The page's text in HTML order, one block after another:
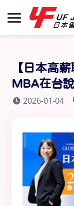
【日本高
MBA在台
2026-01-04